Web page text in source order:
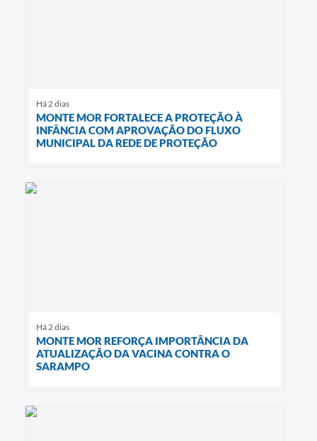
Há 2 dias
MONTE MOR FORTALECE A PROTEÇÃO À
INFÂNCIA COM APROVAÇÃO DO FLUXO
MUNICIPAL DA REDE DE PROTEÇÃO
Há 2 dias
MONTE MOR REFORÇA IMPORTÂNCIA DA
ATUALIZAÇÃO DA VACINA CONTRA O
SARAMPO